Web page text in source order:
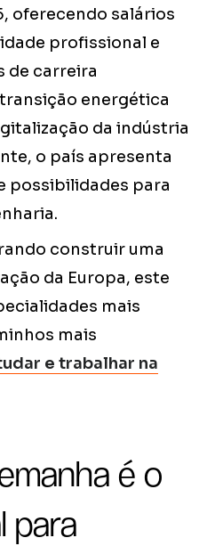
oferecendo salários
profissional e
de carreira
energética
da indústria
o país apresenta
possibilidades para
construir uma
da Europa, este
mais
mais
e trabalhar na
é o
para